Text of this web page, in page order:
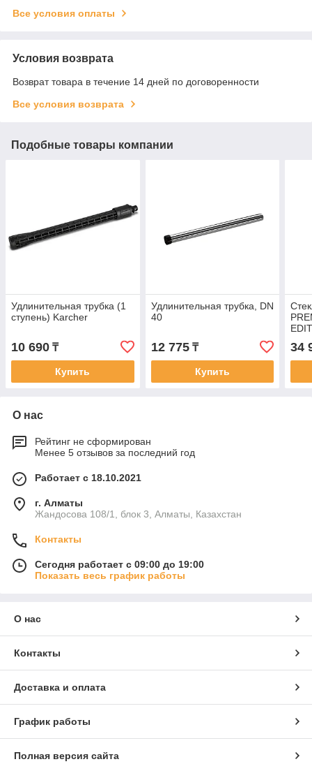
Все условия оплаты
Условия возврата
Возврат товара в течение 14 дней по договоренности
Все условия возврата
Подобные товары компании
Удлинительная трубка (1
ступень) Karcher
10 690 ₸
Купить
Удлинительная трубка, DN
40
12 775₸
Купить
34
О нас
Рейтинг не сформирован
Менее 5 отзывов за последний год
Работает с 18.10.2021
г. Алматы
Жандосова 108/1, блок 3, Алматы, Казахстан
Контакты
Сегодня работает с 09:00 до 19:00
Показать весь график работы
О нас
Контакты
Доставка и оплата
График работы
Полная версия сайта